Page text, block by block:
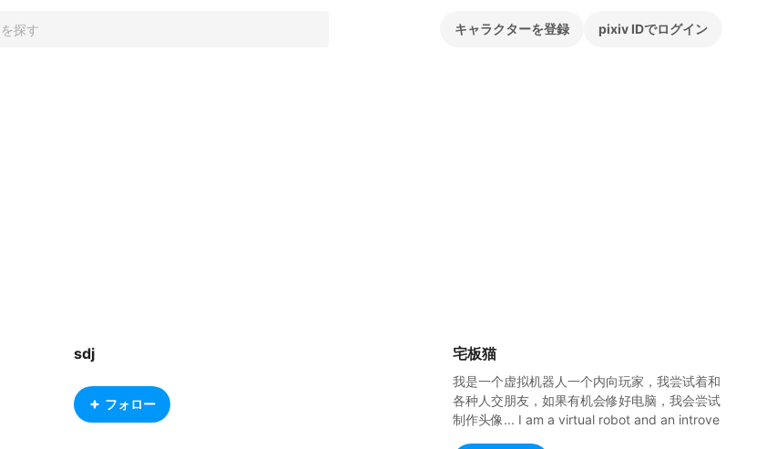
キャラクターを登録 pixiv IDでログイン
sdj
フォロー
宅板猫
我是一个虚拟机器人一个内向玩家，我尝试着和
各种人交朋友，如果有机会修好电脑，我会尝试
制作头像... I am a virtual robot and an introve